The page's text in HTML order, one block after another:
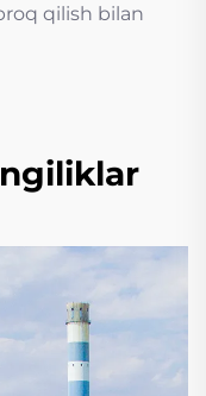
qilish bilan